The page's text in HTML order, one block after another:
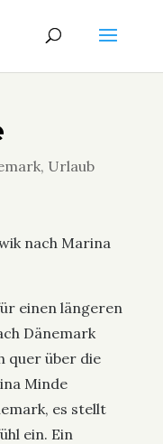
, Urlaub
nach Marina
einen längeren
Dänemark
quer über die
Minde
es stellt
ein. Ein